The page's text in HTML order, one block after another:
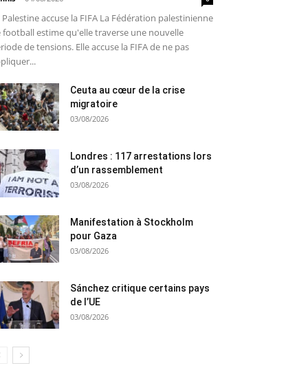
Palestine accuse la FIFA La Fédération palestinienne
football estime qu'elle traverse une nouvelle
de tensions. Elle accuse la FIFA de ne pas
Ceuta au cœur de la crise
migratoire
03/08/2026
Londres : 117 arrestations lors
d’un rassemblement
03/08/2026
Manifestation à Stockholm
pour Gaza
03/08/2026
Sánchez critique certains pays
de l’UE
03/08/2026